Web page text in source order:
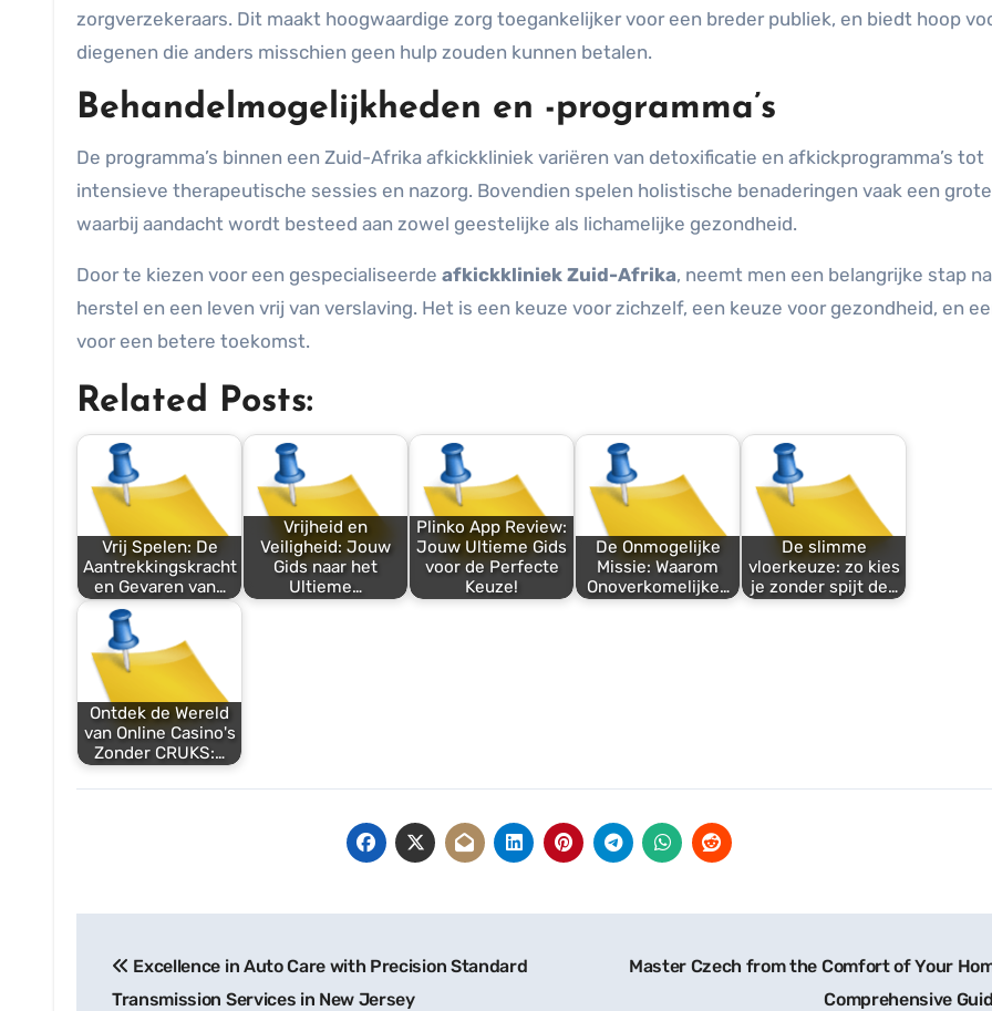
zorgverzekeraars. Dit maakt hoogwaardige zorg toegankelijker voor een breder publiek, en biedt hoop
diegenen die anders misschien geen hulp zouden kunnen betalen.
Behandelmogelijkheden en -programma’s
De programma’s binnen een Zuid-Afrika afkickkliniek variëren van detoxificatie en afkickprogramma’s tot
intensieve therapeutische sessies en nazorg. Bovendien spelen holistische benaderingen vaak een
waarbij aandacht wordt besteed aan zowel geestelijke als lichamelijke gezondheid.
Door te kiezen voor een gespecialiseerde afkickkliniek Zuid-Afrika, neemt men een belangrijke stap
herstel en een leven vrij van verslaving. Het is een keuze voor zichzelf, een keuze voor gezondheid, en
voor een betere toekomst.
Related Posts:
Vrij Spelen: De
Aantrekkingskracht
en Gevaren van…
Vrijheid en
Veiligheid: Jouw
Gids naar het
Ultieme…
Plinko App Review:
Jouw Ultieme Gids
voor de Perfecte
Keuze!
De Onmogelijke
Missie: Waarom
Onoverkomelijke…
De slimme
vloerkeuze: zo kies
je zonder spijt de…
Ontdek de Wereld
van Online Casino's
Zonder CRUKS:…
navigation
Excellence in Auto Care with Precision Standard
Transmission Services in New Jersey
Master Czech from the Comfort of Your
Comprehensive